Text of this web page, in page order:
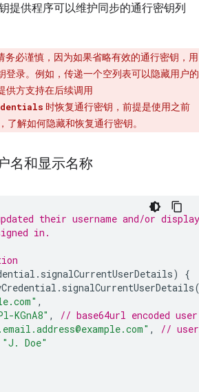
提供程序可以维护同步的通行密钥列
务必谨慎，因为如果省略有效的通行密钥，用
登录。例如，传递一个空列表可以隐藏用户的
供方支持在后续调用
时恢复通行密钥，前提是使用之前
了解如何隐藏和恢复通行密钥。
名和显示名称
their username and/or display
in.
. signalCurrentUserDetails)
{
. signalCurrentUserDetails
,
KGnA8" ,
// base64url encoded
,
//
"J. Doe"